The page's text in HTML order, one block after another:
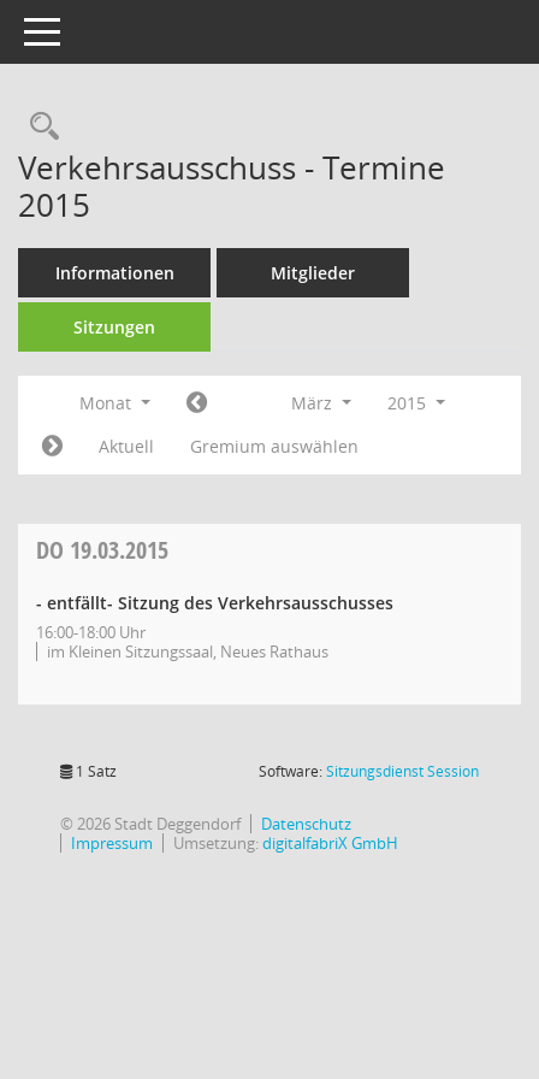
Toggle navigation
Rechercheauswahl
Verkehrsausschuss - Termine
2015
Informationen Mitglieder
Sitzungen
Monat März
2015
Aktuell
Gremium auswählen
DO 19.03.2015
- entfällt- Sitzung des Verkehrsausschusses
16:00-18:00 Uhr
im Kleinen Sitzungssaal, Neues Rathaus
1 Satz Software:SitzungsdienstSession(Wird in
© 2026 Stadt Deggendorf
Datenschutz
Impressum
Umsetzung:digitalfabriX GmbH